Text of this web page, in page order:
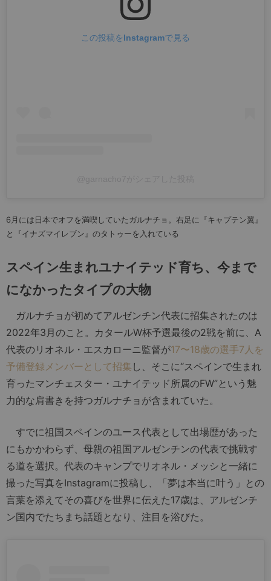
この投稿をInstagramで見る
6月には日本でオフを満喫していたガルナチョ。右足に『キャプテン翼』
と『イナズマイレブン』のタトゥーを入れている
スペイン生まれユナイテッド育ち、今まで
になかったタイプの大物
ガルナチョが初めてアルゼンチン代表に招集されたのは
2022年3月のこと。カタールW杯予選最後の2戦を前に、A
代表のリオネル・エスカローニ監督が17〜18歳の選手7人を
予備登録メンバーとして招集 し、そこに“スペインで生まれ
育ったマンチェスター・ユナイテッド所属のFW”という魅
力的な肩書きを持つガルナチョが含まれていた。
すでに祖国スペインのユース代表として出場歴があった
にもかかわらず、母親の祖国アルゼンチンの代表で挑戦す
る道を選択。代表のキャンプでリオネル・メッシと一緒に
撮った写真をInstagramに投稿し、「夢は本当に叶う」との
言葉を添えてその喜びを世界に伝えた17歳は、アルゼンチ
ン国内でたちまち話題となり、注目を浴びた。